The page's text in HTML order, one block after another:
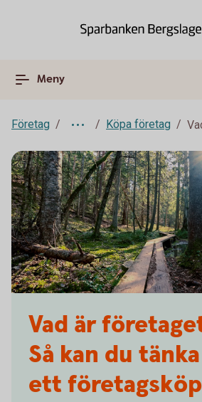
Meny
Företag Köpa företag
Vad är
Så kan du
ett företagsköp